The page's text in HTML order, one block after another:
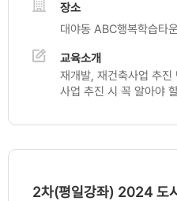
장소
대야동 ABC행복학습타
교육소개
재개발, 재건축사업 추진
사업 추진 시 꼭 알아야
2차(평일강좌) 2024 도